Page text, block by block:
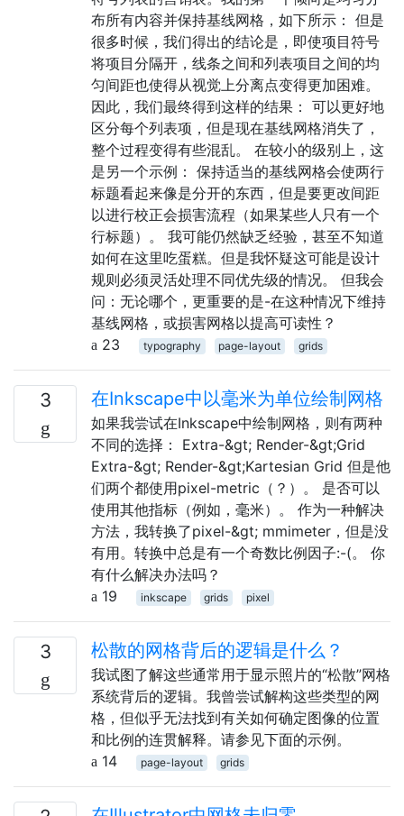
布所有内容并保持基线网格，如下所示： 但是
很多时候，我们得出的结论是，即使项目符号
将项目分隔开，线条之间和列表项目之间的均
匀间距也使得从视觉上分离点变得更加困难。
因此，我们最终得到这样的结果： 可以更好地
区分每个列表项，但是现在基线网格消失了，
整个过程变得有些混乱。 在较小的级别上，这
是另一个示例： 保持适当的基线网格会使两行
标题看起来像是分开的东西，但是要更改间距
以进行校正会损害流程（如果某些人只有一个
行标题）。 我可能仍然缺乏经验，甚至不知道
如何在这里吃蛋糕。但是我怀疑这可能是设计
规则必须灵活处理不同优先级的情况。 但我会
问：无论哪个，更重要的是-在这种情况下维持
基线网格，或损害网格以提高可读性？
23
typography page-layout grids
3 在Inkscape中以毫米为单位绘制网格
如果我尝试在Inkscape中绘制网格，则有两种
不同的选择： Extra-&gt; Render-&gt;Grid
Extra-&gt; Render-&gt;Kartesian Grid 但是他
们两个都使用pixel-metric（？）。 是否可以
使用其他指标（例如，毫米）。 作为一种解决
方法，我转换了pixel-&gt; mmimeter，但是没
有用。转换中总是有一个奇数比例因子:-(。 你
有什么解决办法吗？
19
inkscape grids pixel
3 松散的网格背后的逻辑是什么？
我试图了解这些通常用于显示照片的“松散”网格
系统背后的逻辑。我曾尝试解构这些类型的网
格，但似乎无法找到有关如何确定图像的位置
和比例的连贯解释。请参见下面的示例。
14
page-layout grids